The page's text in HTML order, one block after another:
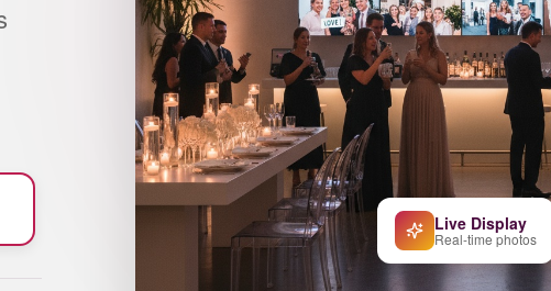
Live Display
Real-time photos